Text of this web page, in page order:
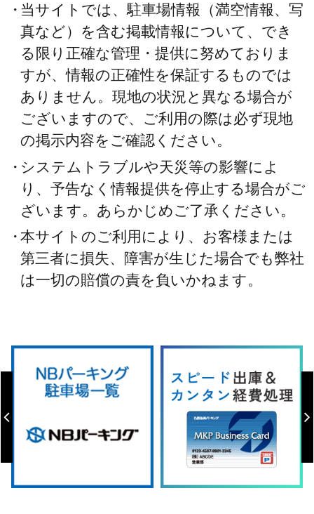
当サイトでは、駐車場情報（満空情報、写
真など）を含む掲載情報について、でき
る限り正確な管理・提供に努めておりま
すが、情報の正確性を保証するものでは
ありません。現地の状況と異なる場合が
ございますので、ご利用の際は必ず現地
の掲示内容をご確認ください。
システムトラブルや天災等の影響によ
り、予告なく情報提供を停止する場合がご
ざいます。あらかじめご了承ください。
本サイトのご利用により、お客様または
第三者に損失、障害が生じた場合でも弊社
は一切の賠償の責を負いかねます。